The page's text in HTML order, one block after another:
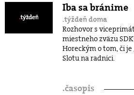
Iba sa bránime
.týždeň doma
Rozhovor s
miestneho zväzu
Horeckým o tom, či
Slotu na radnici.
.časopis